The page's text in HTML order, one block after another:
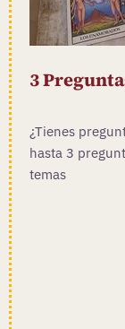
3
¿Tienes
hasta 3
temas